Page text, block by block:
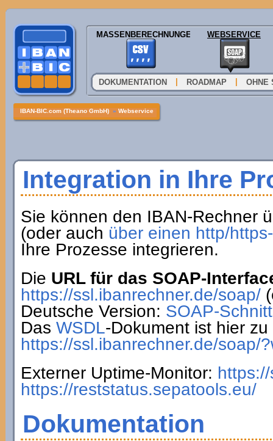
MASSENBERECHNUNGEN WEBSERVICE
DOKUMENTATION ROADMAP OHNE
IBAN-BIC.com (Theano GmbH) » Webservice
Integration in Ihre
Sie können den IBAN-Rechner
(oder auch über einen http/
Ihre Prozesse integrieren.
Die URL für das SOAP-
https://ssl.ibanrechner.de/soap/
Deutsche Version: SOAP-
Das WSDL-Dokument ist hier
https://ssl.ibanrechner.de/soap/
Externer Uptime-Monitor:
https://reststatus.sepatools.eu/
Dokumentation